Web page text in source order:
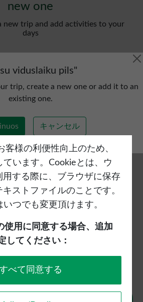
new one
new trip and add activities to your
days
い旅程を追加する
viduslaiku pils"
trip, create a new one or add it to an
existing one.
キャンセル
客様の利便性向上のため、
ています。Cookieとは、ウ
用する際に、ブラウザに保存
ストファイルのことです。
つでも変更頂けます。
使用に同意する場合、追加
してください：
べて同意する